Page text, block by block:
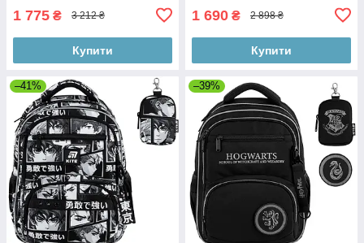
1 775 ₴ 3 212 ₴
Купити
1 690 ₴ 2 898 ₴
Купити
–41% –39%